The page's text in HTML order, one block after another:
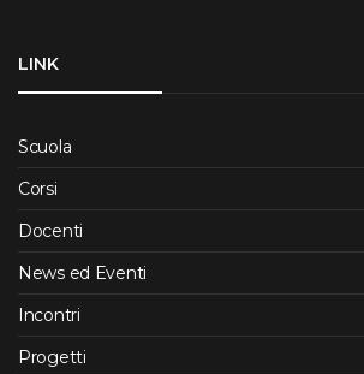
LINK
Scuola
Corsi
Docenti
News ed Eventi
Incontri
Progetti